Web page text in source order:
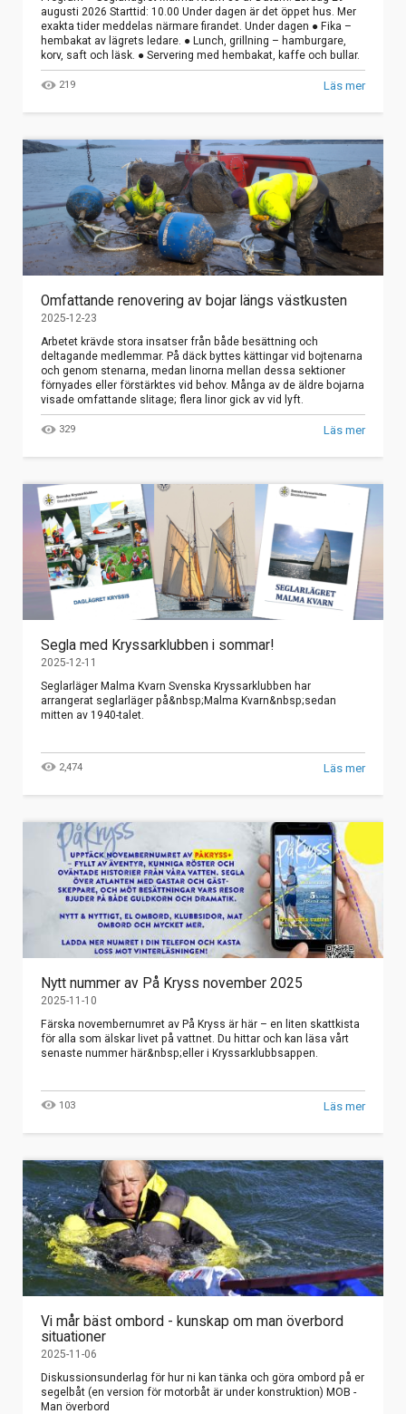
augusti 2026 Starttid: 10.00 Under dagen är det öppet hus. Mer
exakta tider meddelas närmare firandet. Under dagen ● Fika –
hembakat av lägrets ledare. ● Lunch, grillning – hamburgare,
korv, saft och läsk. ● Servering med hembakat, kaffe och bullar.
219 Läs mer
Omfattande renovering av bojar längs västkusten
2025-12-23
Arbetet krävde stora insatser från både besättning och
deltagande medlemmar. På däck byttes kättingar vid bojtenarna
och genom stenarna, medan linorna mellan dessa sektioner
förnyades eller förstärktes vid behov. Många av de äldre bojarna
visade omfattande slitage; flera linor gick av vid lyft.
329 Läs mer
Segla med Kryssarklubben i sommar!
2025-12-11
Seglarläger Malma Kvarn Svenska Kryssarklubben har
arrangerat seglarläger på&nbsp;Malma Kvarn&nbsp;sedan
mitten av 1940-talet.
2,474 Läs mer
Nytt nummer av På Kryss november 2025
2025-11-10
Färska novembernumret av På Kryss är här – en liten skattkista
för alla som älskar livet på vattnet. Du hittar och kan läsa vårt
senaste nummer här&nbsp;eller i Kryssarklubbsappen.
103 Läs mer
Vi mår bäst ombord - kunskap om man överbord
situationer
2025-11-06
Diskussionsunderlag för hur ni kan tänka och göra ombord på er
segelbåt (en version för motorbåt är under konstruktion) MOB -
Man överbord